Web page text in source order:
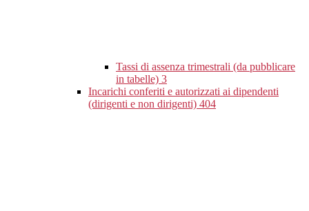
Tassi di assenza trimestrali (da pubblicare
in tabelle) 3
Incarichi conferiti e autorizzati ai dipendenti
(dirigenti e non dirigenti) 404